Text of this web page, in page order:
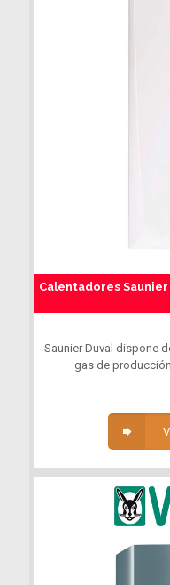
Calentadores
Saunier Duval dispone
gas de